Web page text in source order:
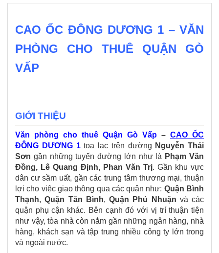
CAO ỐC ĐÔNG DƯƠNG 1 – VĂN
PHÒNG CHO THUÊ QUẬN GÒ
VẤP
GIỚI THIỆU
Văn phòng cho thuê Quận Gò Vấp – CAO ỐC
ĐÔNG DƯƠNG 1tọa lạc trên đường Nguyễn Thái
Sơn gần những tuyến đường lớn như là Phạm Văn
Đồng, Lê Quang Định, Phan Văn Trị. Gần khu vực
dân cư sầm uất, gần các trung tâm thương mại, thuận
lợi cho việc giao thông qua các quận như: Quận Bình
Thạnh,Quận Tân Bình, Quận Phú Nhuận và các
quận phụ cận khác. Bên cạnh đó với vị trí thuận tiện
như vậy, tòa nhà còn nằm gần những ngân hàng, nhà
hàng, khách sạn và tập trung nhiều công ty lớn trong
và ngoài nước.